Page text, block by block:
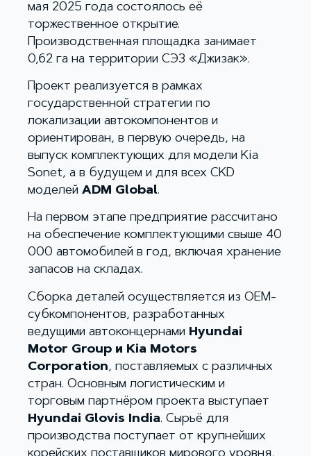
мая 2025 года состоялось её
торжественное открытие.
Производственная площадка занимает
0,62 га на территории СЭЗ «Джизак».
Проект реализуется в рамках
государственной стратегии по
локализации автокомпонентов и
ориентирован, в первую очередь, на
выпуск комплектующих для модели Kia
Sonet, а в будущем и для всех CKD
моделей ADM Global.
На первом этапе предприятие рассчитано
на обеспечение комплектующими свыше 40
000 автомобилей в год, включая хранение
запасов на складах.
Сборка деталей осуществляется из OEM-
субкомпонентов, разработанных
ведущими автоконцернами Hyundai
Motor Group и Kia Motors
Corporation, поставляемых с различных
стран. Основным логистическим и
торговым партнёром проекта выступает
Hyundai Glovis India. Сырьё для
производства поступает от крупнейших